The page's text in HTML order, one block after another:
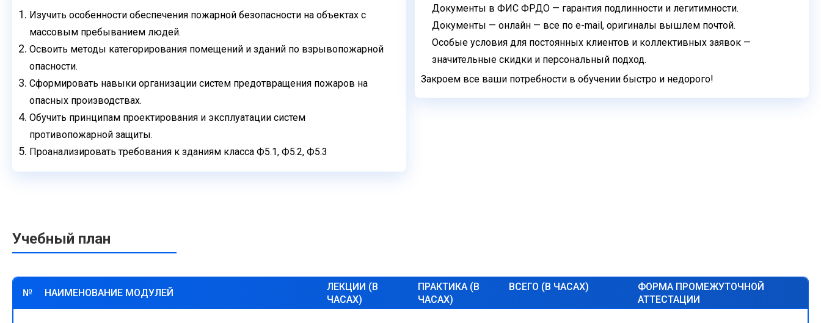
Изучить особенности обеспечения пожарной безопасности на объектах с
массовым пребыванием людей.
Освоить методы категорирования помещений и зданий по взрывопожарной
опасности.
Сформировать навыки организации систем предотвращения пожаров на
опасных производствах.
Обучить принципам проектирования и эксплуатации систем
противопожарной защиты.
Проанализировать требования к зданиям класса Ф5.1, Ф5.2, Ф5.3
Документы в ФИС ФРДО — гарантия подлинности и легитимности.
Документы — онлайн — все по e-mail, оригиналы вышлем почтой.
Особые условия для постоянных клиентов и коллективных заявок —
значительные скидки и персональный подход.
Закроем все ваши потребности в обучении быстро и недорого!
Учебный план
№ НАИМЕНОВАНИЕ МОДУЛЕЙ
ЛЕКЦИИ (В
ЧАСАХ)
ПРАКТИКА (В
ЧАСАХ)
ВСЕГО (В ЧАСАХ)
ФОРМА ПРОМЕЖУТОЧНОЙ
АТТЕСТАЦИИ